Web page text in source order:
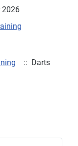
2026
:: Darts